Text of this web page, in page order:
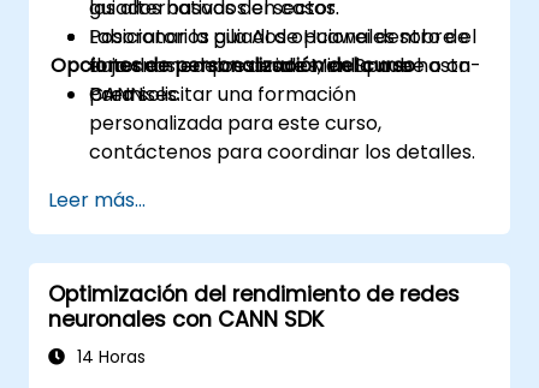
las alternativas del sector.
Posicionar la pila AI de Huawei dentro de
entornos empresariales, en la nube o on-
premises.
guiados basados en casos.
Laboratorios guiados opcionales sobre el
flujo de modelos desde MindSpore hasta
CANN.
Opciones de personalización del curso
Para solicitar una formación
personalizada para este curso,
contáctenos para coordinar los detalles.
Leer más...
Optimización del rendimiento de redes
neuronales con CANN SDK
14 Horas